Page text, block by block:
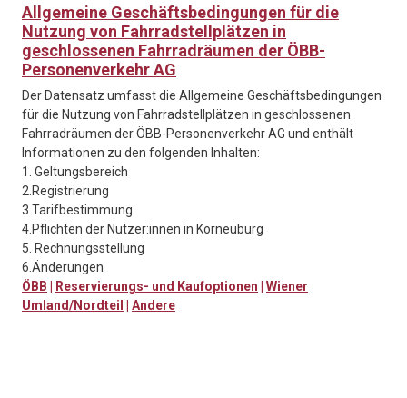
Allgemeine Geschäftsbedingungen für die
Nutzung von Fahrradstellplätzen in
geschlossenen Fahrradräumen der ÖBB-
Personenverkehr AG
Der Datensatz umfasst die Allgemeine Geschäftsbedingungen
für die Nutzung von Fahrradstellplätzen in geschlossenen
Fahrradräumen der ÖBB-Personenverkehr AG und enthält
Informationen zu den folgenden Inhalten:
1. Geltungsbereich
2.Registrierung
3.Tarifbestimmung
4.Pflichten der Nutzer:innen in Korneuburg
5. Rechnungsstellung
6.Änderungen
ÖBB
Reservierungs- und Kaufoptionen
Wiener
Umland/Nordteil
Andere